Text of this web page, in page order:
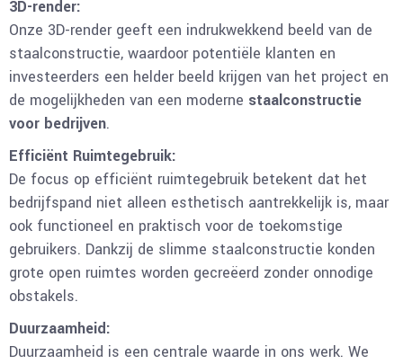
3D-render:
Onze 3D-render geeft een indrukwekkend beeld van de
staalconstructie, waardoor potentiële klanten en
investeerders een helder beeld krijgen van het project en
de mogelijkheden van een moderne staalconstructie
voor bedrijven.
Efficiënt Ruimtegebruik:
De focus op efficiënt ruimtegebruik betekent dat het
bedrijfspand niet alleen esthetisch aantrekkelijk is, maar
ook functioneel en praktisch voor de toekomstige
gebruikers. Dankzij de slimme staalconstructie konden
grote open ruimtes worden gecreëerd zonder onnodige
obstakels.
Duurzaamheid:
Duurzaamheid is een centrale waarde in ons werk. We